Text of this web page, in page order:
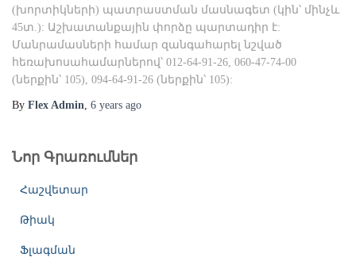
(խորտիկների) պատրաստման մասնագետ (կին՝ մինչև
45տ.): Աշխատանքային փորձը պարտադիր է:
Մանրամասների համար զանգահարել նշված
հեռախոսահամարներով՝ 012-64-91-26, 060-47-74-00
(ներքին՝ 105), 094-64-91-26 (ներքին՝ 105):
By Flex Admin, 6 years ago
Նոր Գրառումներ
Հաշվետար
Թիակ
Ֆլագման